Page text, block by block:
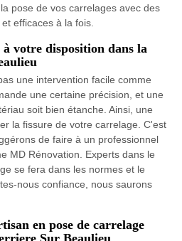
pose de vos carrelages avec des
efficaces à la fois.
votre disposition dans la
une intervention facile comme
une certaine précision, et une
soit bien étanche. Ainsi, une
la fissure de votre carrelage. C'est
de faire à un professionnel
MD Rénovation. Experts dans le
se fera dans les normes et le
nous confiance, nous saurons
en pose de carrelage